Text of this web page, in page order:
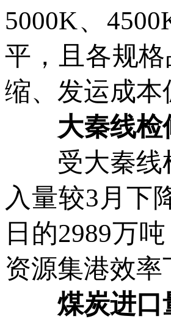
5000K、
平，且各规
缩、发运成
大秦线检
受大秦线检
入量较3月下
日的2989万
资源集港效
煤炭进口